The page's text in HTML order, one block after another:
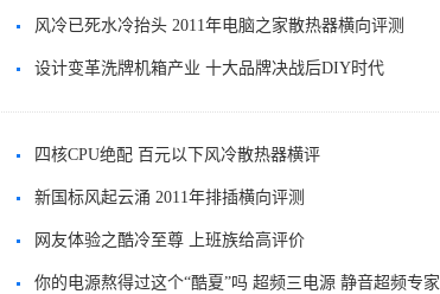
风冷已死水冷抬头 2011年电脑之家散热器横向评测
设计变革洗牌机箱产业 十大品牌决战后DIY时代
四核CPU绝配 百元以下风冷散热器横评
新国标风起云涌 2011年排插横向评测
网友体验之酷冷至尊 上班族给高评价
你的电源熬得过这个“酷夏”吗 超频三电源 静音超频专家